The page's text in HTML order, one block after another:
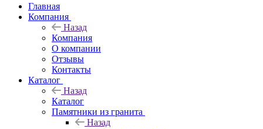
Главная
Компания
Назад
Компания
О компании
Отзывы
Контакты
Каталог
Назад
Каталог
Памятники из гранита
Назад